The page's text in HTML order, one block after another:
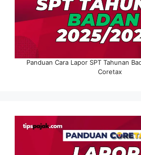
Panduan Cara Lapor SPT Tahunan
Coretax